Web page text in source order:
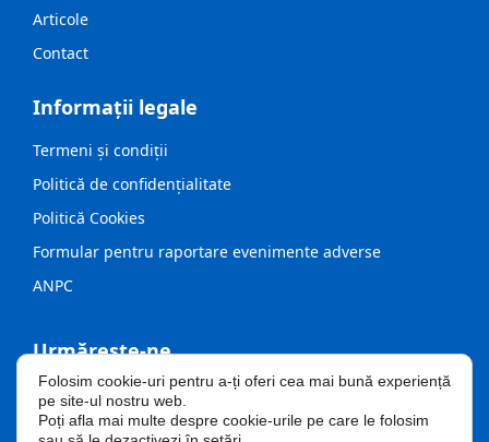
Articole
Contact
Informații legale
Termeni și condiții
Politică de confidențialitate
Politică Cookies
Formular pentru raportare evenimente adverse
ANPC
Urmărește-ne
Folosim cookie-uri pentru a-ți oferi cea mai bună experiență
pe site-ul nostru web.
Poți afla mai multe despre cookie-urile pe care le folosim